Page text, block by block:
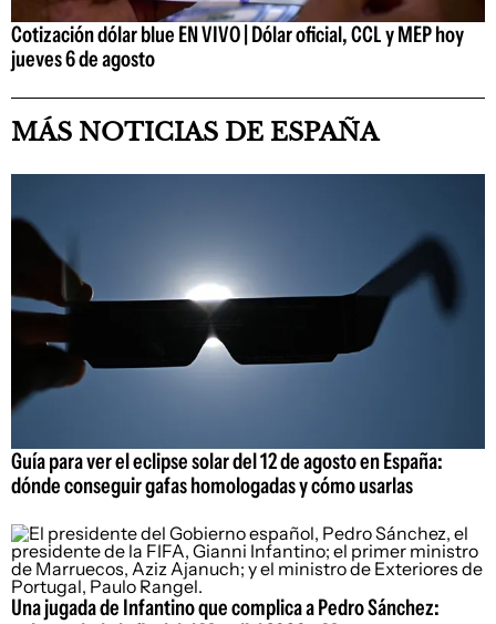
Cotización dólar blue EN VIVO | Dólar oficial, CCL y MEP hoy
jueves 6 de agosto
MÁS NOTICIAS DE ESPAÑA
Guía para ver el eclipse solar del 12 de agosto en España:
dónde conseguir gafas homologadas y cómo usarlas
Una jugada de Infantino que complica a Pedro Sánchez: